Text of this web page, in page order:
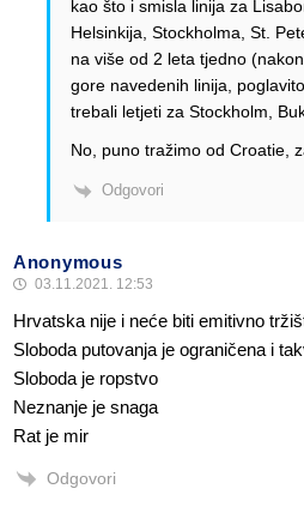
kao što i smisla linija za
Helsinkija, Stockholma, St.
na više od 2 leta tjedno
gore navedenih linija,
trebali letjeti za Stockholm,
No, puno tražimo od Croatie,
Odgovori
Anonymous
03.11.2021. 12:53
Hrvatska nije i neće biti emitivno
Sloboda putovanja je ograničena i
Sloboda je ropstvo
Neznanje je snaga
Rat je mir
Odgovori